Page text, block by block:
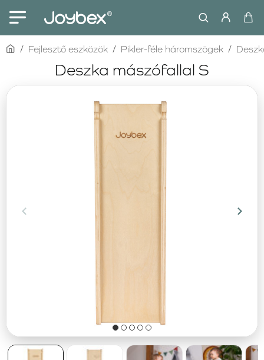
Deszka mászófallal S
homeFejlesztő eszközök Pikler-féle háromszögek